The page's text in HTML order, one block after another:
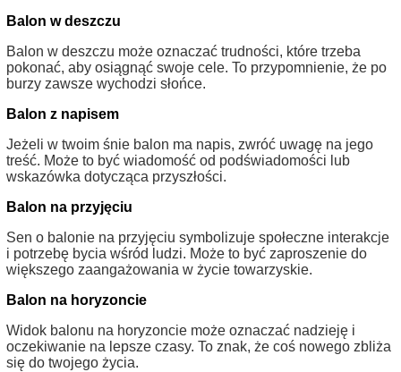
Balon w deszczu
Balon w deszczu może oznaczać trudności, które trzeba
pokonać, aby osiągnąć swoje cele. To przypomnienie, że po
burzy zawsze wychodzi słońce.
Balon z napisem
Jeżeli w twoim śnie balon ma napis, zwróć uwagę na jego
treść. Może to być wiadomość od podświadomości lub
wskazówka dotycząca przyszłości.
Balon na przyjęciu
Sen o balonie na przyjęciu symbolizuje społeczne interakcje
i potrzebę bycia wśród ludzi. Może to być zaproszenie do
większego zaangażowania w życie towarzyskie.
Balon na horyzoncie
Widok balonu na horyzoncie może oznaczać nadzieję i
oczekiwanie na lepsze czasy. To znak, że coś nowego zbliża
się do twojego życia.